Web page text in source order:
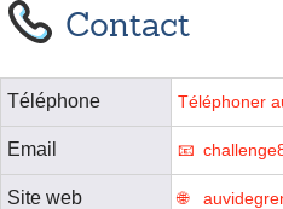
Contact
Téléphone Téléphoner
Email
Site web